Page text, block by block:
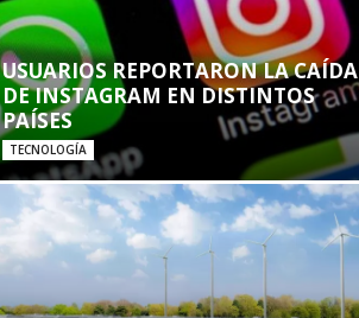
USUARIOS REPORTARON LA CAÍDA
DE INSTAGRAM EN DISTINTOS
PAÍSES
TECNOLOGÍA